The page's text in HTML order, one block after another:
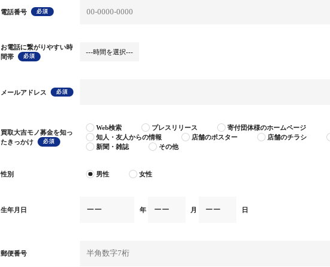
電話番号
お電話に繋がりやすい時
間帯
メールアドレス
買取大吉モノ募金を知っ
たきっかけ
Web検索 プレスリリース
寄付団体様のホームページ
知人・友人からの情報
店舗のポスター
店舗のチラシ
新聞・雑誌
その他
性別 男性 女性
生年月日 年 月 日
郵便番号